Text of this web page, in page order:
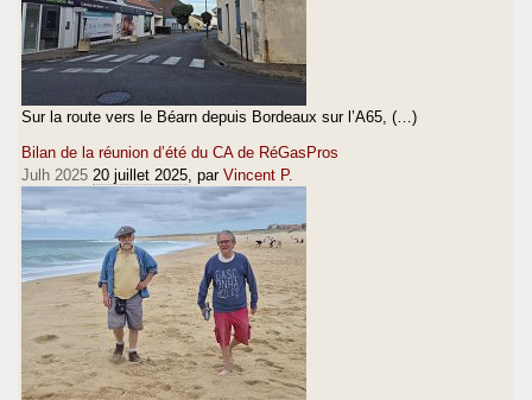
Sur la route vers le Béarn depuis Bordeaux sur l’A65, (…)
Bilan de la réunion d’été du CA de RéGasPros
Julh 2025 20 juillet 2025 , par Vincent P.